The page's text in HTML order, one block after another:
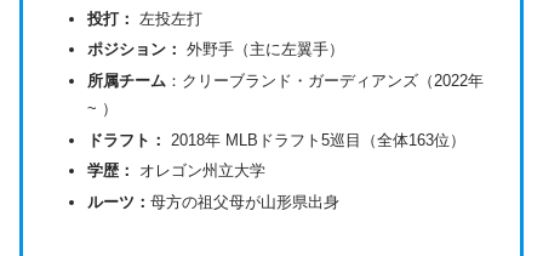
投打：
左投左打
ポジション： 外野手（主に左翼手）
所属チーム：クリーブランド・ガーディアンズ（2022年
~ ）
ドラフト：
2018年 MLBドラフト5巡目（全体163位）
学歴：
オレゴン州立大学
ルーツ： 母方の祖父母が山形県出身